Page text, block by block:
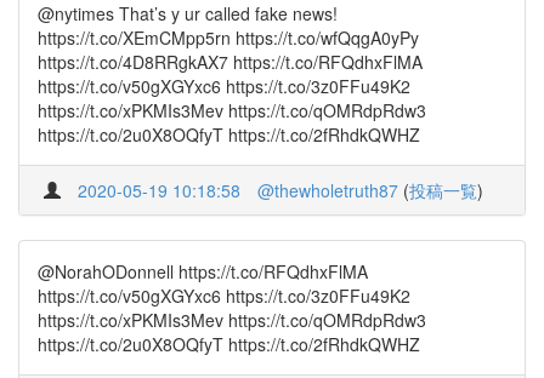
@nytimes That’s y ur called fake news!
https://t.co/XEmCMpp5rn https://t.co/wfQqgA0yPy
https://t.co/4D8RRgkAX7 https://t.co/RFQdhxFlMA
https://t.co/v50gXGYxc6 https://t.co/3z0FFu49K2
https://t.co/xPKMIs3Mev https://t.co/qOMRdpRdw3
https://t.co/2u0X8OQfyT https://t.co/2fRhdkQWHZ
2020-05-19 10:18:58 @thewholetruth87 (投稿一覧)
@NorahODonnell https://t.co/RFQdhxFlMA
https://t.co/v50gXGYxc6 https://t.co/3z0FFu49K2
https://t.co/xPKMIs3Mev https://t.co/qOMRdpRdw3
https://t.co/2u0X8OQfyT https://t.co/2fRhdkQWHZ